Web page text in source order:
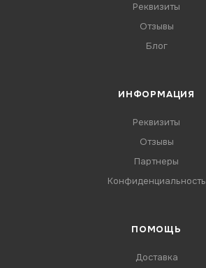
Реквизиты
Отзывы
Блог
ИНФОРМАЦИЯ
Реквизиты
Отзывы
Партнеры
Конфиденциальность
ПОМОЩЬ
Доставка